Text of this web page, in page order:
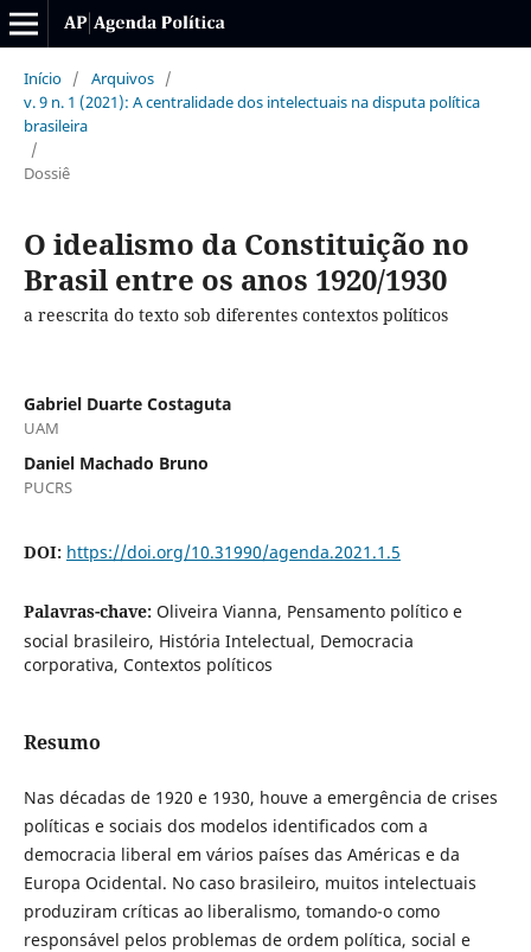
Início / Arquivos /
v. 9 n. 1 (2021): A centralidade dos intelectuais na disputa política
brasileira
/
Dossiê
O idealismo da Constituição no
Brasil entre os anos 1920/1930
a reescrita do texto sob diferentes contextos políticos
Gabriel Duarte Costaguta
UAM
Daniel Machado Bruno
PUCRS
DOI: https://doi.org/10.31990/agenda.2021.1.5
Palavras-chave: Oliveira Vianna, Pensamento político e
social brasileiro, História Intelectual, Democracia
corporativa, Contextos políticos
Resumo
Nas décadas de 1920 e 1930, houve a emergência de crises
políticas e sociais dos modelos identificados com a
democracia liberal em vários países das Américas e da
Europa Ocidental. No caso brasileiro, muitos intelectuais
produziram críticas ao liberalismo, tomando-o como
responsável pelos problemas de ordem política, social e